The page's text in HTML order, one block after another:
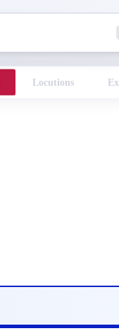
Locutions